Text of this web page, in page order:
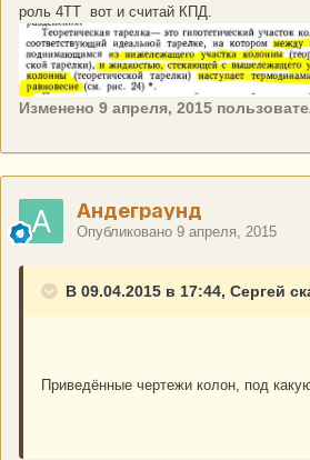
роль 4ТТ вот и считай КПД.
Изменено 9 апреля, 2015
Андеграунд
Опубликовано 9 апреля, 2015
В 09.04.2015 в 17:44, Сергей
Приведённые чертежи колон, под